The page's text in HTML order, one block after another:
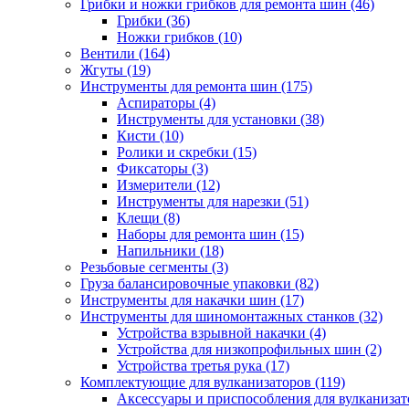
Грибки и ножки грибков для ремонта шин (46)
Грибки (36)
Ножки грибков (10)
Вентили (164)
Жгуты (19)
Инструменты для ремонта шин (175)
Аспираторы (4)
Инструменты для установки (38)
Кисти (10)
Ролики и скребки (15)
Фиксаторы (3)
Измерители (12)
Инструменты для нарезки (51)
Клещи (8)
Наборы для ремонта шин (15)
Напильники (18)
Резьбовые сегменты (3)
Груза балансировочные упаковки (82)
Инструменты для накачки шин (17)
Инструменты для шиномонтажных станков (32)
Устройства взрывной накачки (4)
Устройства для низкопрофильных шин (2)
Устройства третья рука (17)
Комплектующие для вулканизаторов (119)
Аксессуары и приспособления для